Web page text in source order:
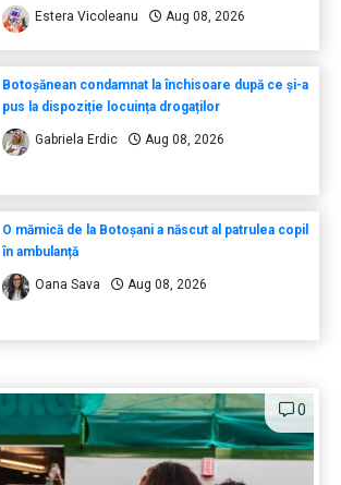
Estera Vicoleanu Aug 08, 2026
Botoșănean condamnat la închisoare după ce și-a
pus la dispoziție locuința drogaților
Gabriela Erdic Aug 08, 2026
O mămică de la Botoșani a născut al patrulea copil
în ambulanță
Oana Sava Aug 08, 2026
0